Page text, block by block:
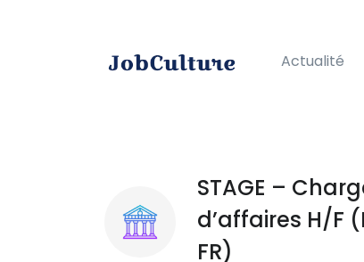
Actualité
STAGE –
d’affaires H/F
FR)